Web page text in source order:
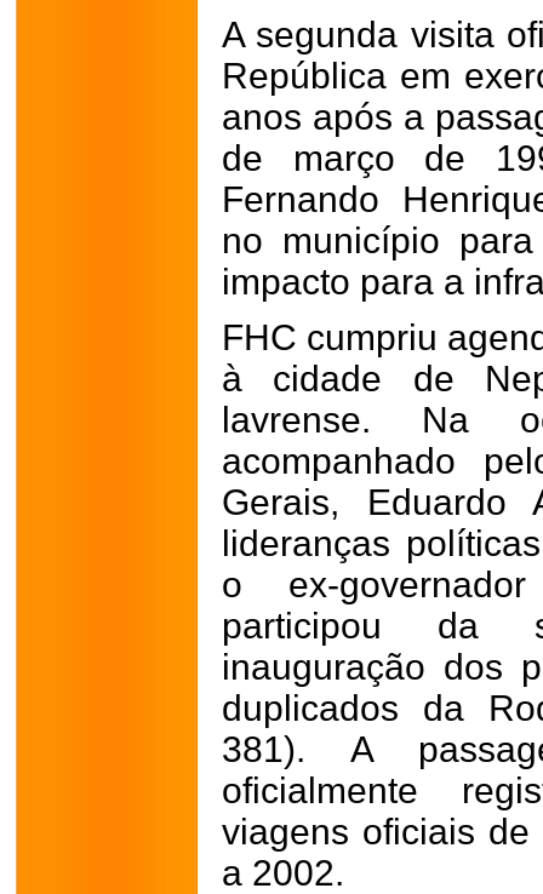
A segunda visita
República em
anos após a
de março de
Fernando
no município
impacto para a
FHC cumpriu
à cidade de
lavrense. Na
acompanhado
Gerais, Eduardo
lideranças
o ex-
participou da
inauguração dos
duplicados da
381). A
oficialmente
viagens oficiais
a 2002.